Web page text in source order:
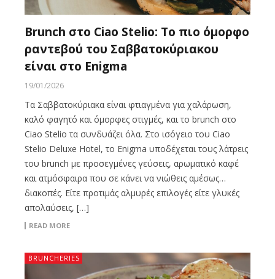
Brunch στο Ciao Stelio: Το πιο όμορφο
ραντεβού του Σαββατοκύριακου
είναι στο Enigma
19/01/2026
Τα Σαββατοκύριακα είναι φτιαγμένα για χαλάρωση,
καλό φαγητό και όμορφες στιγμές, και το brunch στο
Ciao Stelio τα συνδυάζει όλα. Στο ισόγειο του Ciao
Stelio Deluxe Hotel, το Enigma υποδέχεται τους λάτρεις
του brunch με προσεγμένες γεύσεις, αρωματικό καφέ
και ατμόσφαιρα που σε κάνει να νιώθεις αμέσως…
διακοπές. Είτε προτιμάς αλμυρές επιλογές είτε γλυκές
απολαύσεις, […]
READ MORE
BRUNCHERIES